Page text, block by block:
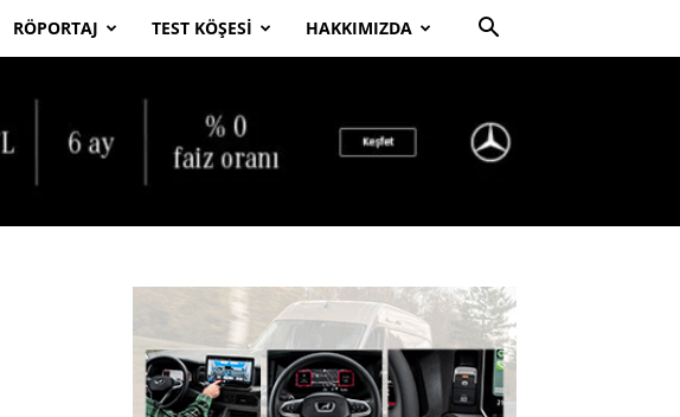
RÖPORTAJ TEST KÖŞESI HAKKIMIZDA